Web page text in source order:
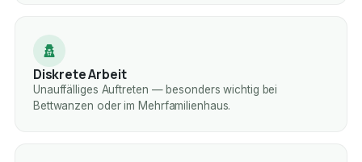
Diskrete Arbeit
Unauffälliges Auftreten — besonders wichtig bei
Bettwanzen oder im Mehrfamilienhaus.